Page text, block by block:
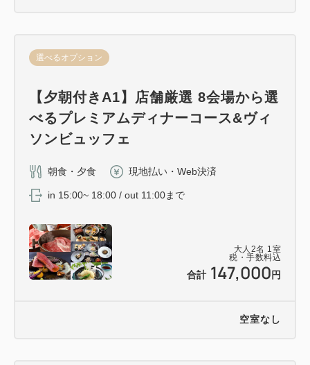
大人 2名 1室
税・手数料込
合計 147,000 円
選べるオプション
【夕朝付きA1】店舗厳選 8会場から選
べるプレミアムディナーコース&ヴィ
ソンビュッフェ
朝食・夕食 現地払い・Web決済
in 15:00~ 18:00 / out 11:00まで
空室なし